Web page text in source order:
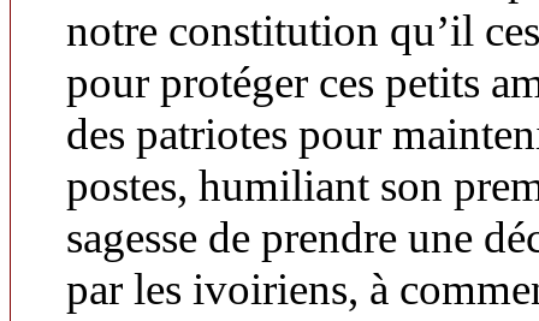
notre constitution qu’il
pour protéger ces petits
des patriotes pour
postes, humiliant son
sagesse de prendre une
par les ivoiriens, à